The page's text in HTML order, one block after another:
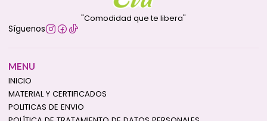
"Comodidad que te libera"
Síguenos
MENU
INICIO
MATERIAL Y CERTIFICADOS
POLITICAS DE ENVIO